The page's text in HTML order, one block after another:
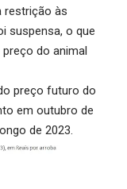
restrição às
suspensa, o que
do animal
preço futuro do
em outubro de
de 2023.